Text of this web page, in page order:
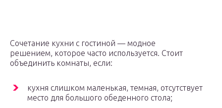
Сочетание кухни с гостиной — модное
решением, которое часто используется. Стоит
объединить комнаты, если:
кухня слишком маленькая, темная, отсутствует
место для большого обеденного стола;